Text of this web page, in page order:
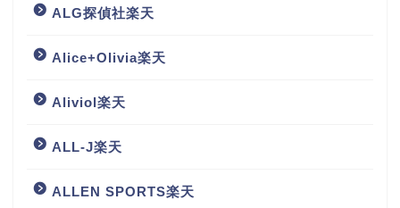
ALG探偵社楽天
Alice+Olivia楽天
Aliviol楽天
ALL-J楽天
ALLEN SPORTS楽天